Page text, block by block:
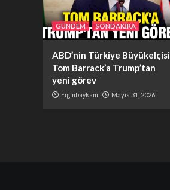
GÜNDEM SONDAKİKA
ABD’nin Türkiye Büyükelçisi
Tom Barrack’a Trump’tan
yeni görev
Erginbaykam Mayıs 31, 2026